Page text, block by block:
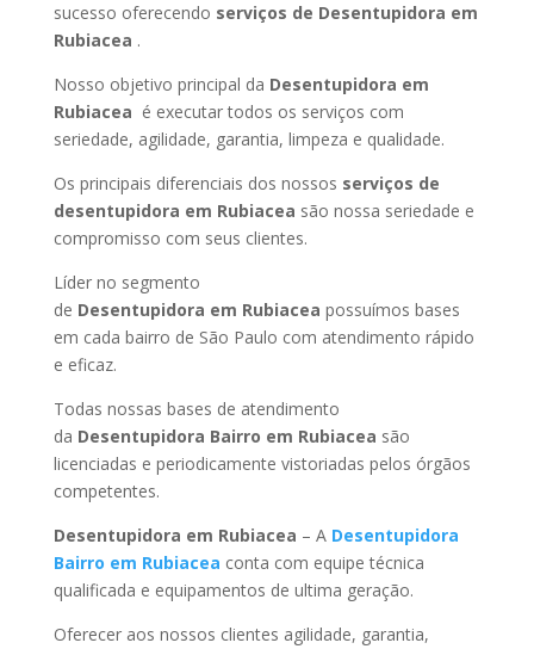
sucesso oferecendo serviços de Desentupidora em
Rubiacea .
Nosso objetivo principal da Desentupidora em
Rubiacea é executar todos os serviços com
seriedade, agilidade, garantia, limpeza e qualidade.
Os principais diferenciais dos nossos serviços de
desentupidora em Rubiacea são nossa seriedade e
compromisso com seus clientes.
Líder no segmento
de Desentupidora em Rubiacea possuímos bases
em cada bairro de São Paulo com atendimento rápido
e eficaz.
Todas nossas bases de atendimento
da Desentupidora Bairro em Rubiacea são
licenciadas e periodicamente vistoriadas pelos órgãos
competentes.
Desentupidora em Rubiacea – A Desentupidora
Bairro em Rubiacea conta com equipe técnica
qualificada e equipamentos de ultima geração.
Oferecer aos nossos clientes agilidade, garantia,